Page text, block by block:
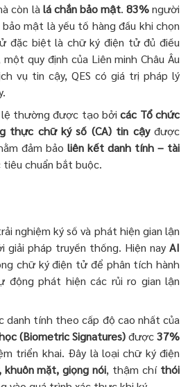
còn là lá chắn bảo mật. 83%người
mật là yếu tố hàng đầu khi chọn
đặc biệt là chữ ký điện tử đủ điều
một quy định của Liên minh Châu Âu
vụ tin cậy, QES có giá trị pháp lý
lệ thường được tạo bởicác Tổ chức
thực chữ ký số (CA) tin cậyđược
đảm bảo liên kết danh tính – tài
chuẩn bắt buộc.
nghiệm ký số và phát hiện gian lận
pháp truyền thống. Hiện nay AI
chữ ký điện tử để phân tích hành
động phát hiện các rủi ro gian lận
danh tính theo cấp độ cao nhất của
(Biometric Signatures)được37%
triển khai. Đây là loại chữ ký điện
khuôn mặt, giọng nói, thậm chí thói